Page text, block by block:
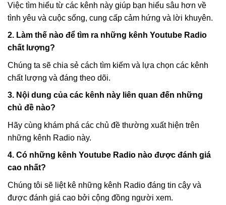
Việc tìm hiểu từ các kênh này giúp bạn hiểu sâu hơn về
tình yêu và cuộc sống, cung cấp cảm hứng và lời khuyên.
2. Làm thế nào để tìm ra những kênh Youtube Radio
chất lượng?
Chúng ta sẽ chia sẻ cách tìm kiếm và lựa chọn các kênh
chất lượng và đáng theo dõi.
3. Nội dung của các kênh này liên quan đến những
chủ đề nào?
Hãy cùng khám phá các chủ đề thường xuất hiện trên
những kênh Radio này.
4. Có những kênh Youtube Radio nào được đánh giá
cao nhất?
Chúng tôi sẽ liệt kê những kênh Radio đáng tin cậy và
được đánh giá cao bởi cộng đồng người xem.